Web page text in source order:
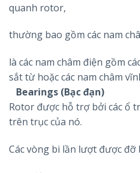
quanh rotor,
thường bao gồm các nam
là các nam châm điện gồm
sắt từ hoặc các nam châm
Bearings (Bạc đạn)
Rotor được hỗ trợ bởi các ổ
trên trục của nó.
Các vòng bi lần lượt được đỡ